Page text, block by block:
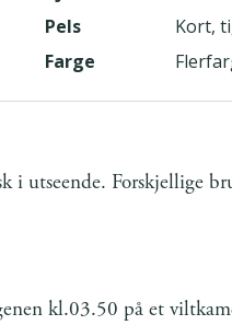
Pels
Kort,
Farge
i utseende. Forskjellige
kl.03.50 på et